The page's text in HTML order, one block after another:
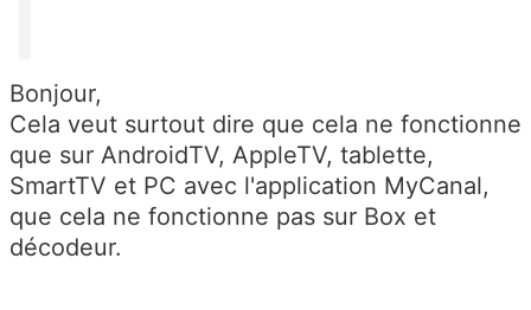
Bonjour,
Cela veut surtout dire que cela ne fonctionne
que sur AndroidTV, AppleTV, tablette,
SmartTV et PC avec l'application MyCanal,
que cela ne fonctionne pas sur Box et
décodeur.